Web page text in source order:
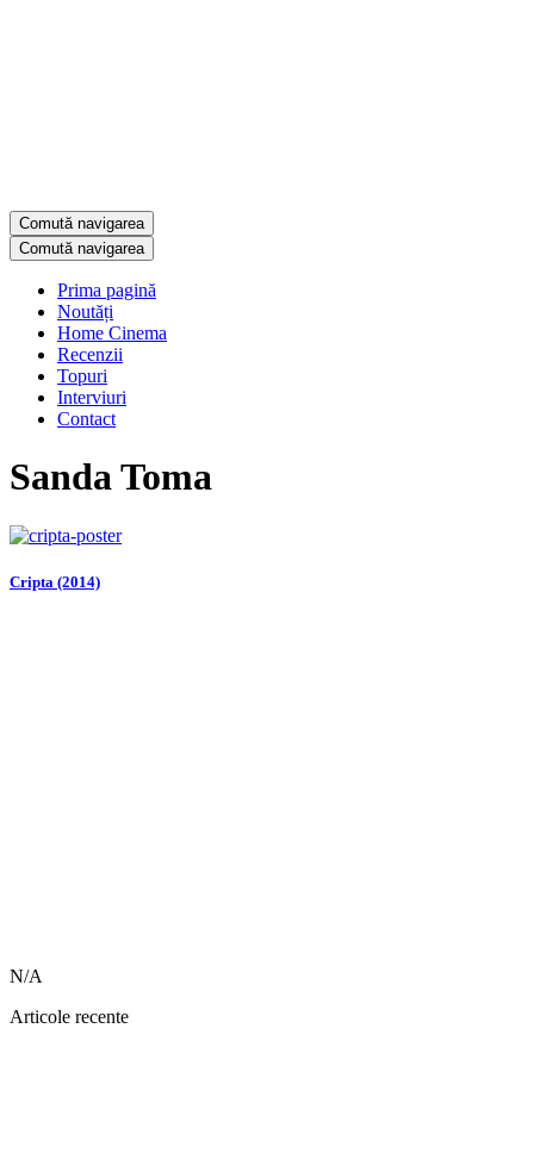
Comută navigarea
Comută navigarea
Prima pagină
Noutăți
Home Cinema
Recenzii
Topuri
Interviuri
Contact
Sanda Toma
Cripta (2014)
N/A
Articole recente